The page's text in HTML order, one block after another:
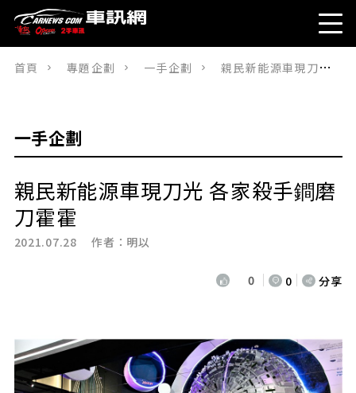
首頁 專題企劃 一手企劃 親民新能源車現刀光 各家殺手鐧磨刀霍霍
一手企劃
親民新能源車現刀光 各家殺手鐧磨
刀霍霍
2021.07.28 作者： 明以
0 0 分享